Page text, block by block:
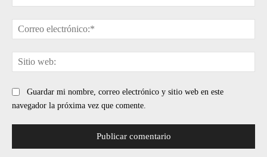
Guardar mi nombre, correo electrónico y sitio web en este
navegador la próxima vez que comente.